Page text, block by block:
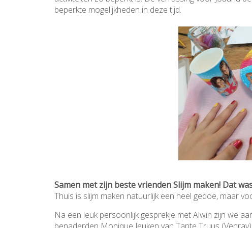
beperkte mogelijkheden in deze tijd.
Samen met zijn beste vrienden Slijm maken! Dat
Thuis is slijm maken natuurlijk een heel gedoe, maar
Na een leuk persoonlijk gesprekje met Alwin zijn we